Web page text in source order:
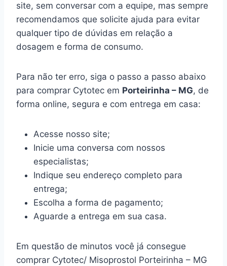
site, sem conversar com a equipe, mas sempre
recomendamos que solicite ajuda para evitar
qualquer tipo de dúvidas em relação a
dosagem e forma de consumo.
Para não ter erro, siga o passo a passo abaixo
para comprar Cytotec em Porteirinha – MG, de
forma online, segura e com entrega em casa:
Acesse nosso site;
Inicie uma conversa com nossos
especialistas;
Indique seu endereço completo para
entrega;
Escolha a forma de pagamento;
Aguarde a entrega em sua casa.
Em questão de minutos você já consegue
comprar Cytotec/ Misoprostol Porteirinha – MG